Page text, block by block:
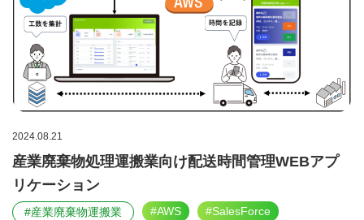
2024.08.21
産業廃棄物処理運搬業向け配送時間管理WEBアプ
リケーション
#産業廃棄物運搬業 #AWS #SalesForce